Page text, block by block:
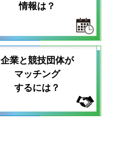
情報は？
企業と競技団体が
マッチング
するには？